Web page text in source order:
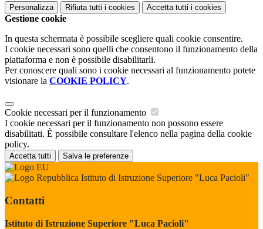
Personalizza Rifiuta tutti i cookies Accetta tutti i cookies
Gestione cookie
In questa schermata è possibile scegliere quali cookie consentire.
I cookie necessari sono quelli che consentono il funzionamento della
piattaforma e non è possibile disabilitarli.
Per conoscere quali sono i cookie necessari al funzionamento potete
visionare la COOKIE POLICY.
Cookie necessari per il funzionamento
I cookie necessari per il funzionamento non possono essere
disabilitati. È possibile consultare l'elenco nella pagina della cookie
policy.
Accetta tutti Salva le preferenze
Istituto di Istruzione Superiore "Luca Pacioli"
Contatti
Istituto di Istruzione Superiore "Luca Pacioli"